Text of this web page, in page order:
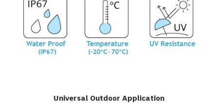
Universal Outdoor Application